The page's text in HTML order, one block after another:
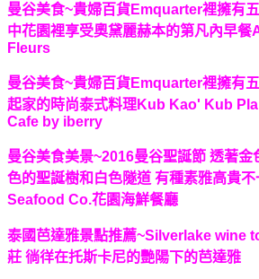
曼谷美食~貴婦百貨Emquarter裡擁有
中花園裡享受奧黛麗赫本的第凡內早
Fleurs
曼谷美食~貴婦百貨Emquarter裡擁有
起家的時尚泰式料理Kub Kao' Kub
Cafe by iberry
曼谷美食美景~2016曼谷聖誕節 透著金
色的聖誕樹和白色隧道 有種素雅高貴
Seafood Co.花園海鮮餐廳
泰國芭達雅景點推薦~Silverlake wine
莊 徜徉在托斯卡尼的艷陽下的芭達雅